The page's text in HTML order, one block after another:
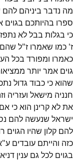
מה נדבר ביניהם להם
ספרו בהיותכם בגוים
כי בגלות בבל לא
ז' כמו שאמרו ז"ל
כאמרו ומפורד בכל
גוים אמר יותר
שהוא כי כבוד גדול
חנניה מישאל
את לא קרינן הוא כי
ישראל שנעשה להם
להם קלון שהיו הגוים
כזה והייתם עובדים
בגוים לכל גם ענין